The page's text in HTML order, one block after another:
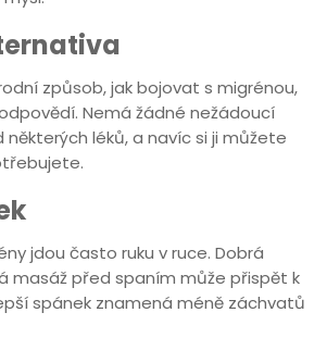
způsob, jak bojovat s migrénou,
Nemá žádné nežádoucí
některých léků, a navíc si ji můžete
jdou často ruku v ruce. Dobrá
masáž před spaním může přispět k
spánek znamená méně záchvatů